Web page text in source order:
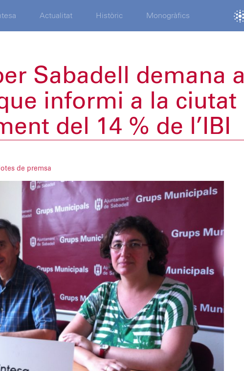
Actualitat Històric Monogràfics
Sabadell demana a
que informi a la ciutat
del 14 % de l’IBI
de premsa